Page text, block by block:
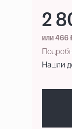
2
или 466
Нашли